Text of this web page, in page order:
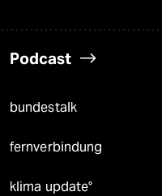
Podcast
bundestalk
fernverbindung
klima update°